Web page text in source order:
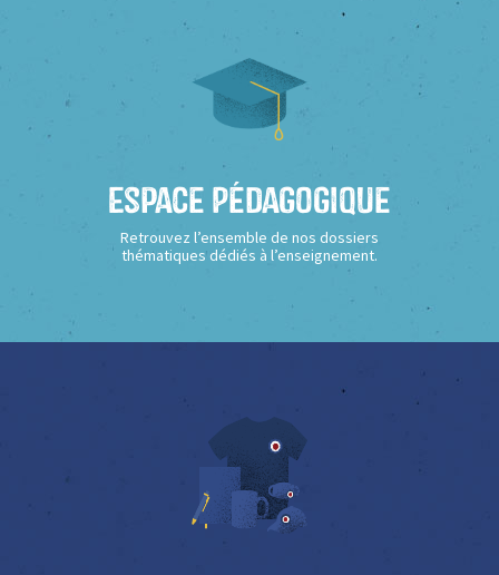
Espace Pédagogique
Retrouvez l’ensemble de nos dossiers
thématiques dédiés à l’enseignement.